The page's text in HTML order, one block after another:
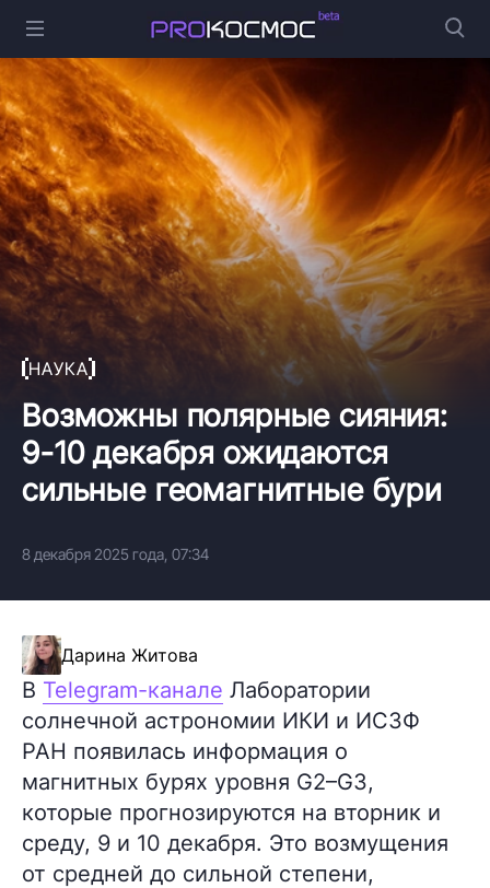
НАУКА
Возможны полярные сияния:
9-10 декабря ожидаются
сильные геомагнитные бури
8 декабря 2025 года, 07:34
Дарина Житова
В Telegram-канале Лаборатории
солнечной астрономии ИКИ и ИСЗФ
РАН появилась информация о
магнитных бурях уровня G2–G3,
которые прогнозируются на вторник и
среду, 9 и 10 декабря. Это возмущения
от средней до сильной степени,